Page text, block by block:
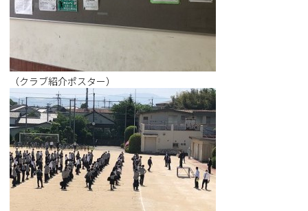
（クラブ紹介ポスター）